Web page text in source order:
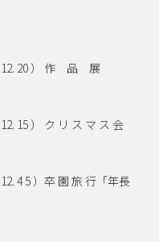
20 ） 作 品 展
15 ） ク リ ス マ ス 会
4 5 ）卒 園 旅 行「年長